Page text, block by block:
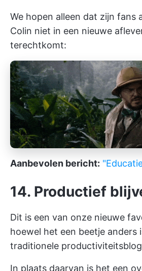
We hopen alleen dat zijn fans
Colin niet in een nieuwe
terechtkomt:
Aanbevolen bericht:
14. Productief
Dit is een van onze nieuwe
hoewel het een beetje anders
traditionele
In plaats daarvan is het een